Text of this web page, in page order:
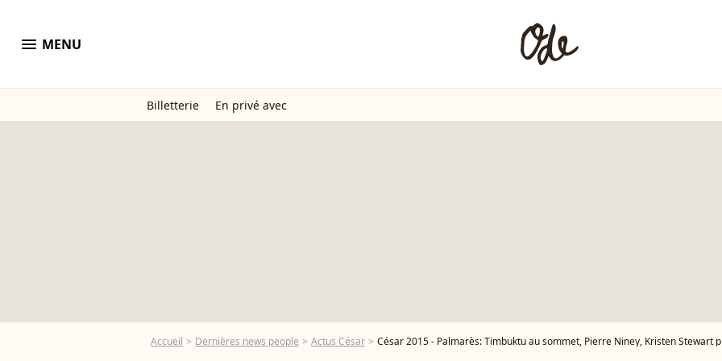
menu MENU
Billetterie En privé avec
Accueil Dernières news people Actus César César 2015 - Palmarès: Timbuktu au sommet, Pierre Niney, Kristen Stewart